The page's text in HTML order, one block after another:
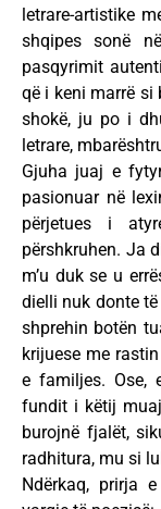
letrare-artistike
shqipes sonë
pasqyrimit
që i keni marrë si
shokë, ju po i
letrare,
Gjuha juaj e
pasionuar në
përjetues i
përshkruhen. Ja
m’u duk se u
dielli nuk donte
shprehin botën
krijuese me
e familjes. Ose,
fundit i këtij
burojnë fjalët,
radhitura, mu si
Ndërkaq, prirja